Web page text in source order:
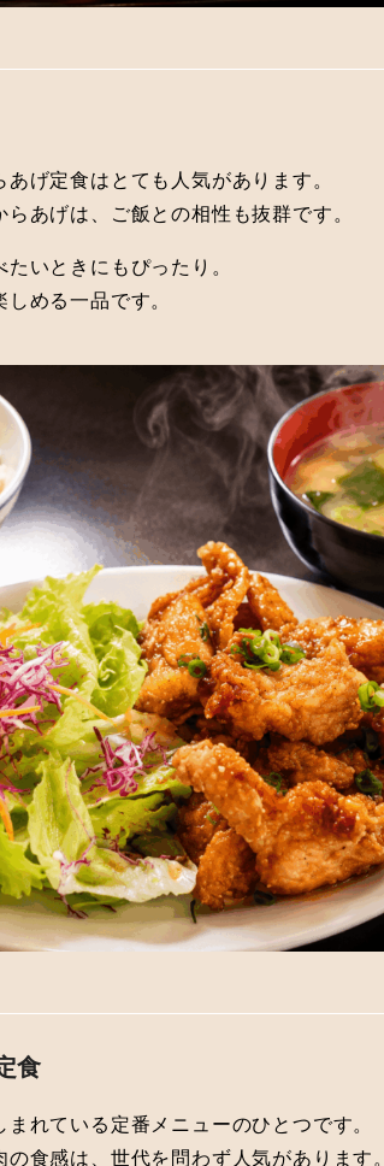
げ定食はとても人気があります。
あげは、ご飯との相性も抜群です。
いときにもぴったり。
める一品です。
食
れている定番メニューのひとつです。
食感は、世代を問わず人気があります。